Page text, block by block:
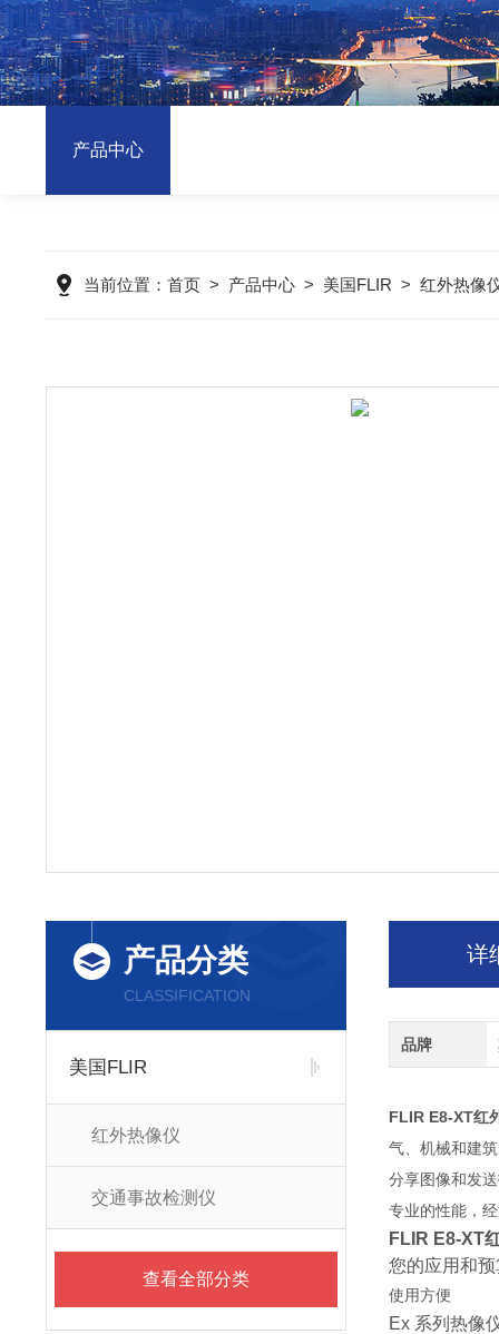
产品中心
当前位置： 首页> 产品中心> 美国FLIR > 红外热像
产品分类
CLASSIFICATION
美国FLIR
红外热像仪
交通事故检测仪
查看全部分类
详
品牌
FLIR E8-XT红
气、机械和建
分享图像和发
专业的性能，
FLIR E8-XT
您的应用和
使用方便
Ex 系列热像